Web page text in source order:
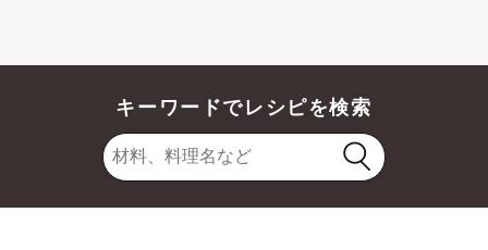
キーワードでレシピを検索